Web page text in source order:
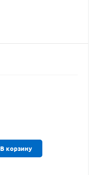
В корзину